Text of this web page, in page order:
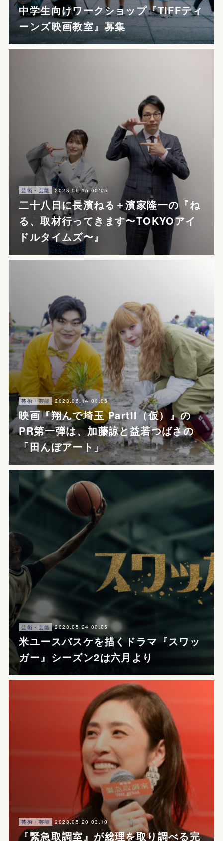
中学生向けワークショップ『TIFFティ
ーンズ映画教室』募集
芸術・芸能 2023.06.15 00:05
二十八日に長濱ねる＋濱家隆一の『ね
る、取材行ってきます〜TOKYOアイ
ドルタイムズ〜』
芸術・芸能 2023.06.14 00:05
映画『翔んで埼玉 PartII（仮）』の
PR第一弾は、加藤諒と益若つばさの
「田んぼアート」
芸術・芸能 2023.05.24 00:05
米ユースバスケを描くドラマ『スワッ
ガー』シーズン2は六月より
芸術・芸能 2023.05.20 03:10
『緊急取調室』が総理を取り調べる完